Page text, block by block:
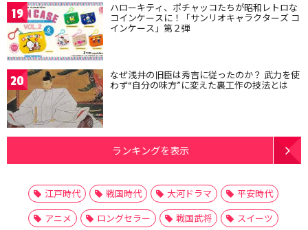
19 ハローキティ、ポチャッコたちが昭和レトロな
コインケースに！「サンリオキャラクターズ コ
インケース」第２弾
20 なぜ浅井の旧臣は秀吉に従ったのか？ 武力を使
わず“自分の味方”に変えた裏工作の技法とは
ランキングを表示
江戸時代 戦国時代 大河ドラマ
平安時代
アニメ
ロングセラー 戦国武将
スイーツ